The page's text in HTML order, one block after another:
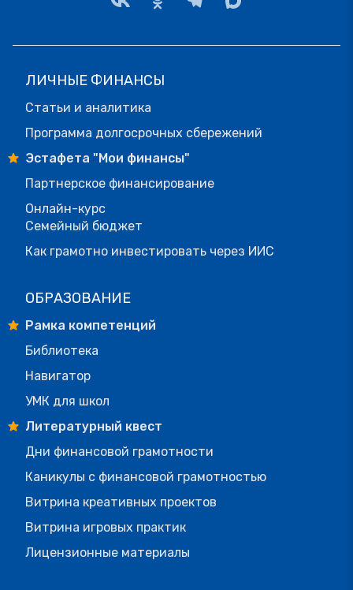
ЛИЧНЫЕ ФИНАНСЫ
Статьи и аналитика
Программа долгосрочных сбережений
Эстафета "Мои финансы"
Партнерское финансирование
Онлайн-курс
Семейный бюджет
Как грамотно инвестировать через ИИС
ОБРАЗОВАНИЕ
Рамка компетенций
Библиотека
Навигатор
УМК для школ
Литературный квест
Дни финансовой грамотности
Каникулы с финансовой грамотностью
Витрина креативных проектов
Витрина игровых практик
Лицензионные материалы